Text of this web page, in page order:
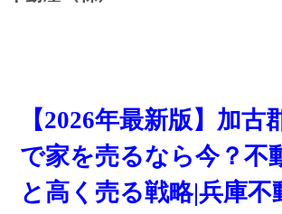
【2026年最新版】加古
で家を売るなら今？不
と高く売る戦略|兵庫不